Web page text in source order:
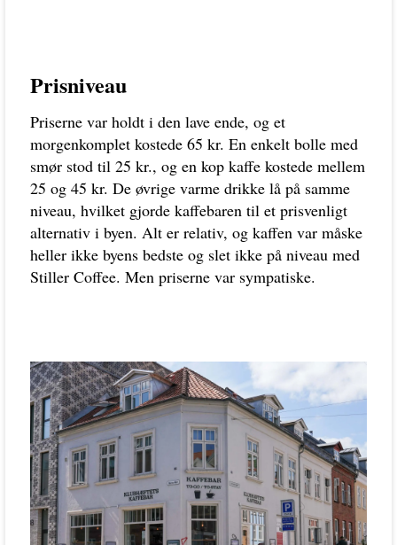
Prisniveau
Priserne var holdt i den lave ende, og et
morgenkomplet kostede 65 kr. En enkelt bolle med
smør stod til 25 kr., og en kop kaffe kostede mellem
25 og 45 kr. De øvrige varme drikke lå på samme
niveau, hvilket gjorde kaffebaren til et prisvenligt
alternativ i byen. Alt er relativ, og kaffen var måske
heller ikke byens bedste og slet ikke på niveau med
Stiller Coffee. Men priserne var sympatiske.